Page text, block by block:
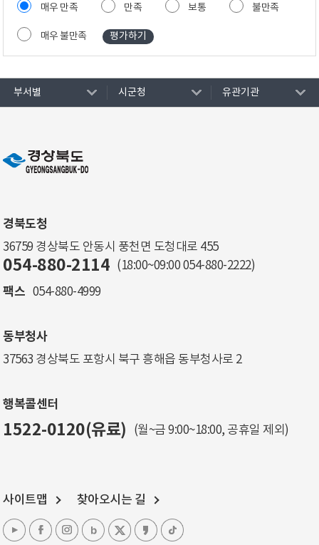
매우 만족 만족 보통 불만족
매우 불만족
부서별 시군청 유관기관
경북도청
36759 경상북도 안동시 풍천면 도청대로 455
054-880-2114 (18:00~09:00 054-880-2222)
팩스 054-880-4999
동부청사
37563 경상북도 포항시 북구 흥해읍 동부청사로 2
행복콜센터
1522-0120(유료) (월~금 9:00~18:00, 공휴일 제외)
사이트맵 찾아오시는 길